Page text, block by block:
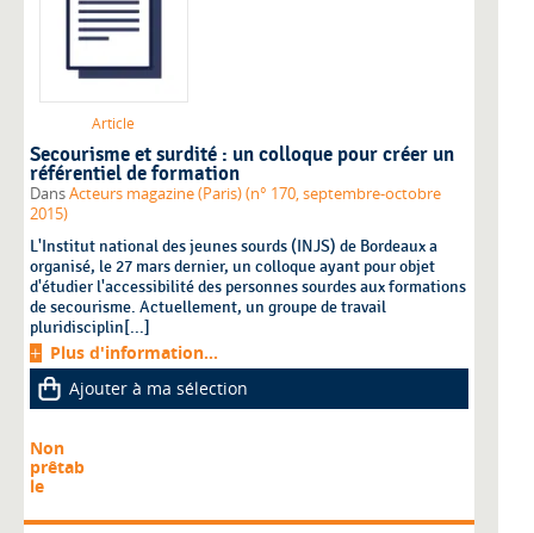
Article
Secourisme et surdité : un colloque pour créer un
référentiel de formation
DansActeurs magazine (Paris) (n° 170, septembre-octobre
2015)
L'Institut national des jeunes sourds (INJS) de Bordeaux a
organisé, le 27 mars dernier, un colloque ayant pour objet
d'étudier l'accessibilité des personnes sourdes aux formations
de secourisme. Actuellement, un groupe de travail
pluridisciplin[...]
Plus d'information...
Ajouter à ma sélection
Non
prêtab
le